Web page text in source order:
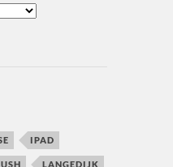
IPAD
LANGEDIJK